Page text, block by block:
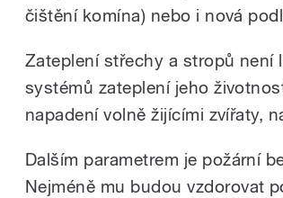
čištění komína) nebo i nová
Zateplení střechy a stropů není
systémů zateplení jeho
napadení volně žijícími zvířaty,
Dalším parametrem je požární
Nejméně mu budou vzdorovat